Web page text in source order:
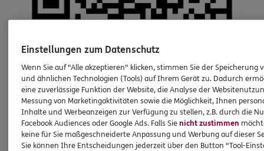
Einstellungen zum Datenschutz
Wenn Sie auf "Alle akzeptieren" klicken, stimmen Sie der Speicherung
und ähnlichen Technologien (Tools) auf Ihrem Gerät zu. Dadurch
eine zuverlässige Funktion der Website, die Analyse der
Messung von Marketingaktivitäten sowie die Möglichkeit, Ihnen
Inhalte und Werbeanzeigen zur Verfügung zu stellen, z.B. durch die
Facebook Audiences oder Google Ads. Falls Sienicht zustimmen
keine für Sie maßgeschneiderte Anpassung und Werbung auf dieser
Sie können Ihre Entscheidungen jederzeit über den Button "Tool-